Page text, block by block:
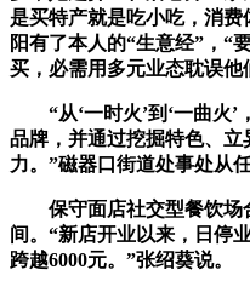
是买特产就是吃小吃，消
阳有了本人的“生意经”，“
买，必需用多元业态耽误他
“从‘一时火’到‘一曲火’
品牌，并通过挖掘特色、
力。”磁器口街道处事处从
保守面店社交型餐饮场
间。“新店开业以来，日停
跨越6000元。”张绍葵说。